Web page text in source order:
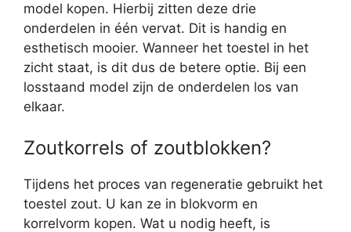
model kopen. Hierbij zitten deze drie
onderdelen in één vervat. Dit is handig en
esthetisch mooier. Wanneer het toestel in het
zicht staat, is dit dus de betere optie. Bij een
losstaand model zijn de onderdelen los van
elkaar.
Zoutkorrels of zoutblokken?
Tijdens het proces van regeneratie gebruikt het
toestel zout. U kan ze in blokvorm en
korrelvorm kopen. Wat u nodig heeft, is